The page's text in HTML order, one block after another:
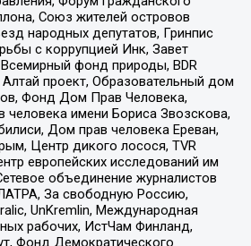
Союз жителей островов
народных депутатов, Гринпис
с коррупцией Инк, Завет
Всемирный фонд природы, BDR
проект, Образовательный дом
Фонд Дом Прав Человека,
человека имени Бориса Звозскова,
Дом прав человека Ереван,
Центр дикого лосося, TVR
европейских исследований им
объединение журналистов
За свободную Россию,
UnKremlin, Международная
рабочих, ИстЧам Финланд,
Фонд Демократического